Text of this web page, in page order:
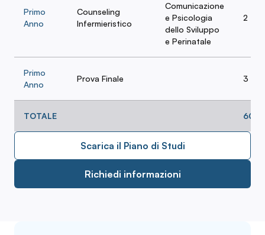
Primo
Anno
Counseling
Infermieristico
Comunicazione
e Psicologia
dello Sviluppo
e Perinatale
2
Primo
Anno
Prova Finale 3
TOTALE 60
Scarica il Piano di Studi
Richiedi informazioni